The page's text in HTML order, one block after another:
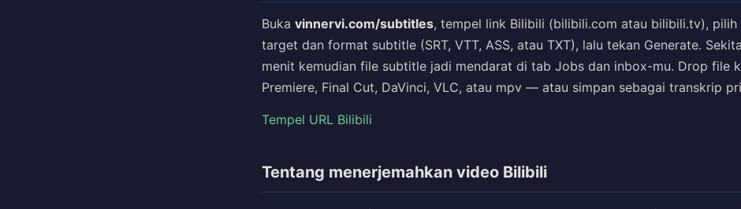
Buka vinnervi.com/subtitles, tempel link Bilibili (bilibili.com atau bilibili.tv), pilih
target dan format subtitle (SRT, VTT, ASS, atau TXT), lalu tekan Generate.
menit kemudian file subtitle jadi mendarat di tab Jobs dan inbox-mu. Drop file
Premiere, Final Cut, DaVinci, VLC, atau mpv — atau simpan sebagai transkrip
Tempel URL Bilibili
Tentang menerjemahkan video Bilibili